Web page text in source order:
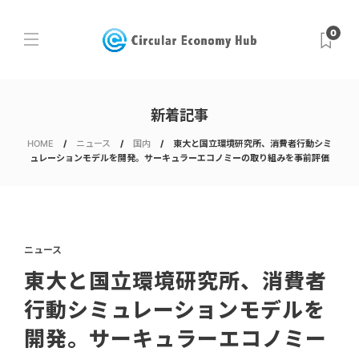
0
新着記事
HOME ニュース 国内
東大と国立環境研究所、消費者行動シミ
ュレーションモデルを開発。サーキュラーエコノミーの取り組みを事前評価
ニュース
東大と国立環境研究所、消費者
行動シミュレーションモデルを
開発。サーキュラーエコノミー